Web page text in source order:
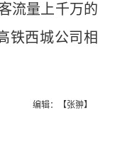
量上千万的
铁西城公司相
编辑：【张翀】